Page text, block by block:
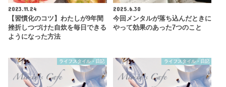
2023.11.24
【習慣化のコツ】わたしが9年間
挫折しつづけた自炊を毎日できる
ようになった方法
2025.6.30
今回メンタルが落ち込んだときに
やって効果のあった7つのこと
ライフスタイル・日記 ライフスタイル・日記